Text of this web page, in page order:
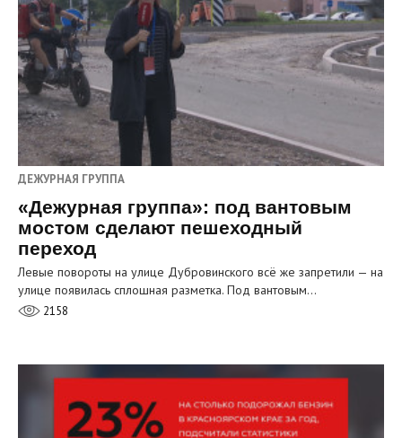
ДЕЖУРНАЯ ГРУППА
«Дежурная группа»: под вантовым
мостом сделают пешеходный
переход
Левые повороты на улице Дубровинского всё же запретили — на
улице появилась сплошная разметка. Под вантовым…
2158